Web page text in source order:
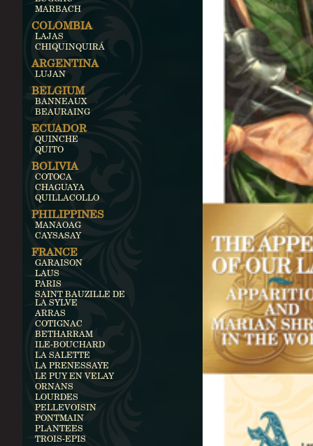
MARBACH
COLOMBIA
LAJAS
CHIQUINQUIRÁ
ARGENTINA
LUJAN
BELGIUM
BANNEAUX
BEAURAING
ECUADOR
QUINCHE
QUITO
BOLIVIA
COTOCA
CHAGUAYA
QUILLACOLLO
PHILIPPINES
MANAOAG
CAYSASAY
FRANCE
GARAISON
LAUS
PARIS
SAINT BAUZILLE DE
LA SYLVE
ARRAS
COTIGNAC
BETHARRAM
ILE-BOUCHARD
LA SALETTE
LA PRENESSAYE
LE PUY EN VELAY
ORNANS
LOURDES
PELLEVOISIN
PONTMAIN
PLANTEES
TROIS-EPIS